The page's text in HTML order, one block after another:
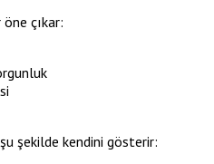
çıkar:
şekilde kendini gösterir: